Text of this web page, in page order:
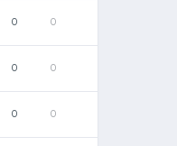
0 0
0 0
0 0